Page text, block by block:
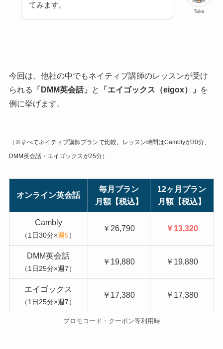
Taka
てみます。
今回は、他社の中でもネイティブ講師のレッスンが受け
られる
「DMM英会話」 と 「エイゴックス（eigox）」
を
例に挙げます。
（※すべてネイティブ講師プランで比較。レッスン時間はCamblyが30分、
DMM英会話・エイゴックスが25分）
オンライン英会話
毎月プラン
月額【税込】
12ヶ月プラン
月額【税込】
Cambly
（1日30分×週5）
￥26,790 ￥13,320
DMM英会話
（1日25分×週7）
￥19,880 ￥19,880
エイゴックス
（1日25分×週7）
￥17,380 ￥17,380
プロモコード・クーポン等利用時